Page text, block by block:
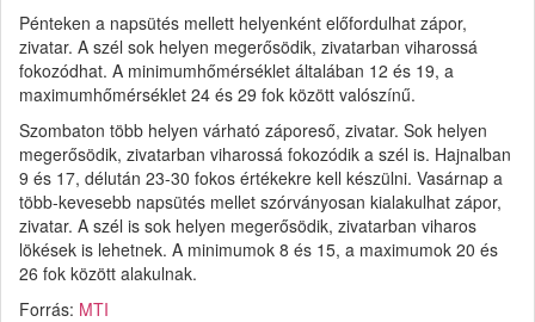
Pénteken a napsütés mellett helyenként előfordulhat zápor,
zivatar. A szél sok helyen megerősödik, zivatarban viharossá
fokozódhat. A minimumhőmérséklet általában 12 és 19, a
maximumhőmérséklet 24 és 29 fok között valószínű.
Szombaton több helyen várható záporeső, zivatar. Sok helyen
megerősödik, zivatarban viharossá fokozódik a szél is. Hajnalban
9 és 17, délután 23-30 fokos értékekre kell készülni. Vasárnap a
több-kevesebb napsütés mellet szórványosan kialakulhat zápor,
zivatar. A szél is sok helyen megerősödik, zivatarban viharos
lökések is lehetnek. A minimumok 8 és 15, a maximumok 20 és
26 fok között alakulnak.
Forrás: MTI